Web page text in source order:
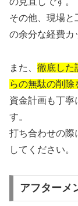
その他、現場と
の余分な経費カ
また、 徹底した
らの無駄の削除
資金計画も丁寧
す。
打ち合わせの際
してください。
アフターメ